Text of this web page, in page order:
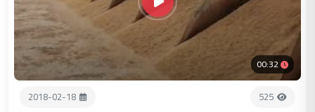
00:32
525
2018-02-18